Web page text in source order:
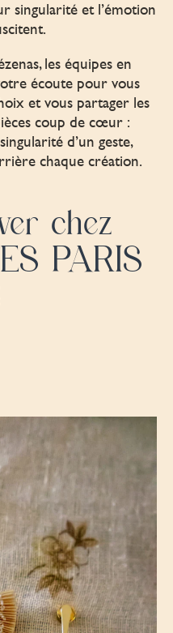
singularité et l’émotion
les équipes en
écoute pour vous
et vous partager les
coup de cœur :
d’un geste,
chaque création.
chez
PARIS